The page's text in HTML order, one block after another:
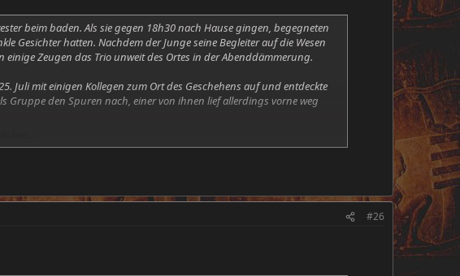
beim baden. Als sie gegen 18h30 nach Hause gingen, begegneten
Gesichter hatten. Nachdem der Junge seine Begleiter auf die Wesen
Zeugen das Trio unweit des Ortes in der Abenddämmerung.
Juli mit einigen Kollegen zum Ort des Geschehens auf und entdeckte
Gruppe den Spuren nach, einer von ihnen lief allerdings vorne weg
Einer von ihnen war etwas größer als seine Kumpanen und blickte
denn die Aliens waren ziemlich fix im Dschungel
#26